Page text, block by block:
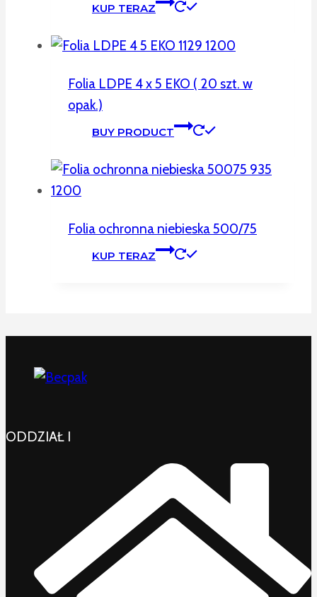
KUP TERAZ
Folia LDPE 4 x 5 EKO ( 20 szt. w
opak.)
BUY PRODUCT
Folia ochronna niebieska 500/75
KUP TERAZ
ODDZIAŁ I